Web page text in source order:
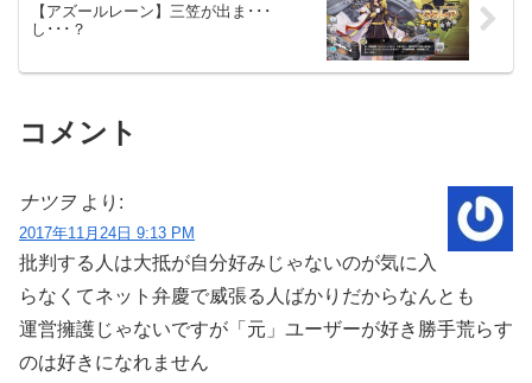
【アズールレーン】三笠が出ま･･･
し･･･？
コメント
ナツヲ より:
2017年11月24日 9:13 PM
批判する人は大抵が自分好みじゃないのが気に入
らなくてネット弁慶で威張る人ばかりだからなんとも
運営擁護じゃないですが「元」ユーザーが好き勝手荒らす
のは好きになれません